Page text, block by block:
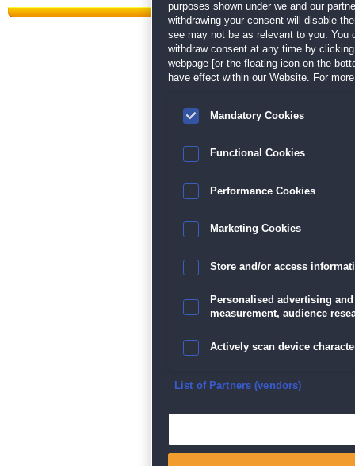
Datenschutz| AGB|Impressum
purposes shown under we and our
withdrawing your consent will disable
see may not be as relevant to you. You
withdraw consent at any time by
webpage [or the floating icon on the
have effect within our Website. For
Mandatory Cookies
Functional Cookies
Performance Cookies
Marketing Cookies
Store and/or access
Personalised advertising
measurement, audience
Actively scan device
Ensure security, prevent
List of Partners (vendors)